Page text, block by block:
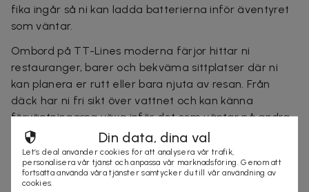
fika ingår så ni kan ladda batterierna inför äventyret
som väntar.
Ombord på TT-Lines moderna färjor hittar ni
restauranger, barer och bekväma sittplatser där ni
kan planera er rutt eller bara njuta av resan. Från
däck har ni fri sikt över vattnet och kan känna
förväntningarna växa inför det som väntar på andra
sidan.
När ni rullar av färjan i Tyskland öppnar sig en värld av
möjligheter. Tyskland är ett fantastiskt mc-land med
Din data, dina val
Let’s deal använder cookies för att analysera vår trafik,
personalisera vår tjänst och anpassa vår marknadsföring. Genom att
fortsätta använda våra tjänster samtycker du till vår användning av
cookies.